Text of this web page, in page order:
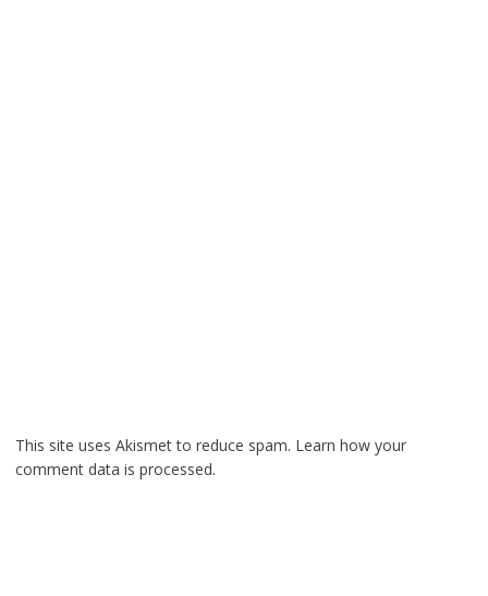
This site uses Akismet to reduce spam. Learn how your
comment data is processed.